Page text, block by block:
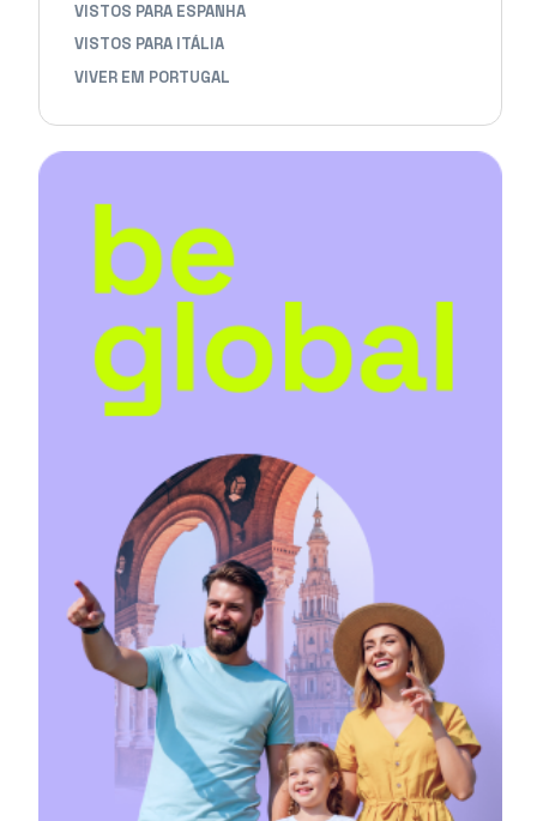
VISTOS PARA ESPANHA
VISTOS PARA ITÁLIA
VIVER EM PORTUGAL